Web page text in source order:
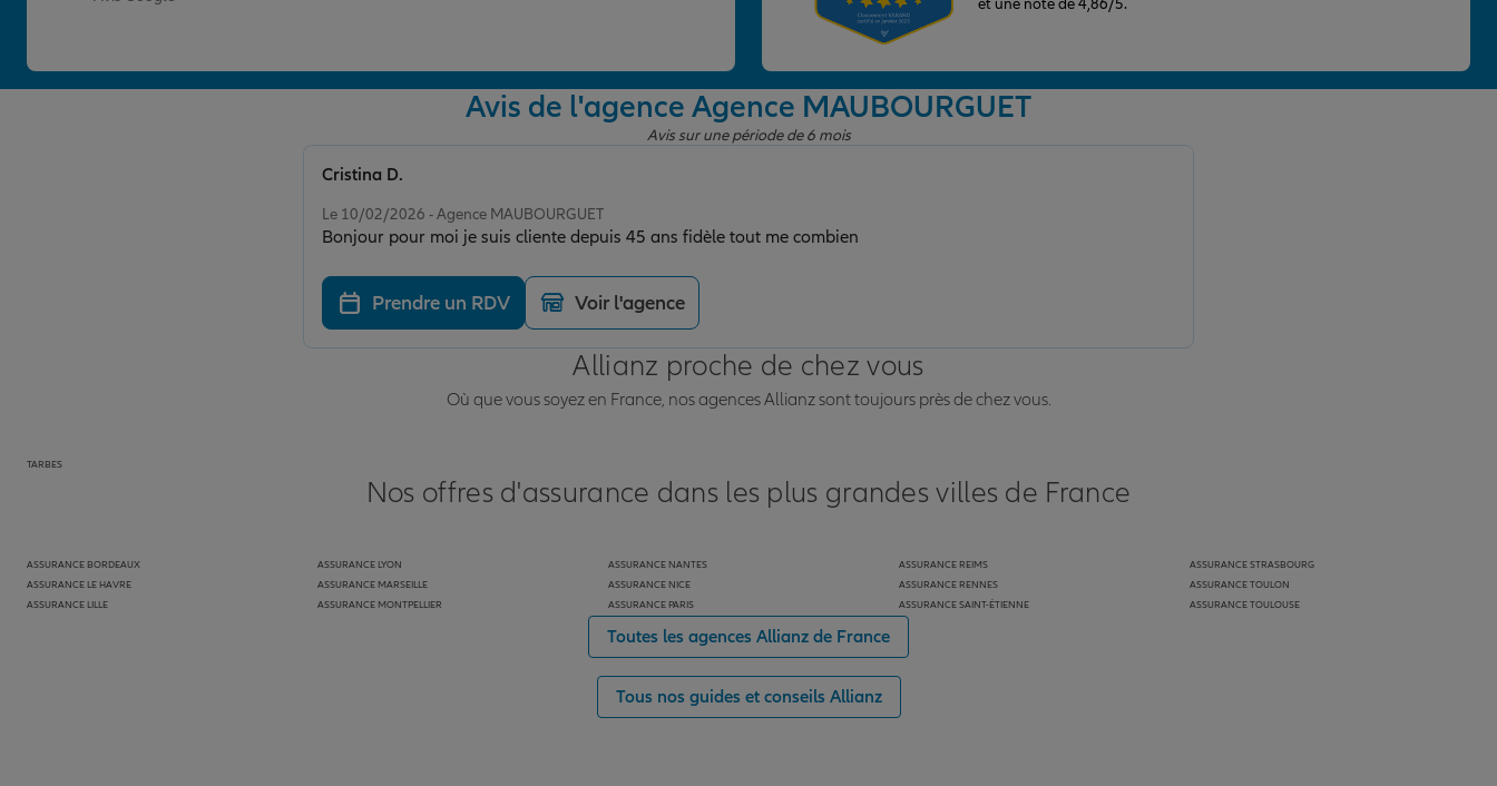
Avis de l'agence Agence MAUBOURGUET
Avis sur une période de 6 mois
Le 10/02/2026 - Agence MAUBOURGUET
Bonjour pour moi je suis cliente depuis 45 ans fidèle tout me combien
Cristina D.
Prendre un RDV Voir l'agence
Allianz proche de chez vous
Où que vous soyez en France, nos agences Allianz sont toujours près de chez vous.
TARBES
Nos offres d'assurance dans les plus grandes villes de France
ASSURANCE BORDEAUX
ASSURANCE LE HAVRE
ASSURANCE LILLE
ASSURANCE LYON
ASSURANCE MARSEILLE
ASSURANCE MONTPELLIER
ASSURANCE NANTES
ASSURANCE NICE
ASSURANCE PARIS
ASSURANCE REIMS
ASSURANCE RENNES
ASSURANCE SAINT-ÉTIENNE
ASSURANCE STRASBOURG
ASSURANCE TOULON
ASSURANCE TOULOUSE
Toutes les agences Allianz de France
Tous nos guides et conseils Allianz